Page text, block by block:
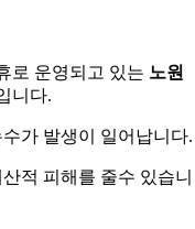
로 운영되고 있는 노원
니다.
가 발생이 일어납니다.
적 피해를 줄수 있습니